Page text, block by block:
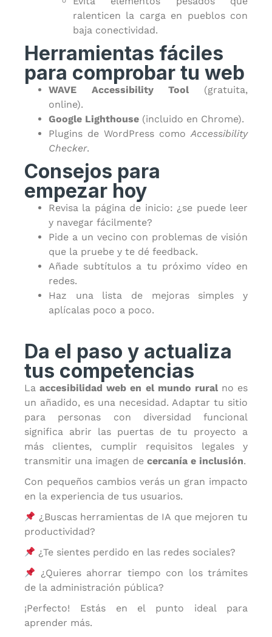
ralenticen la carga en pueblos con
baja conectividad.
Herramientas fáciles
para comprobar tu web
WAVE Accessibility Tool (gratuita,
online).
Google Lighthouse (incluido en Chrome).
Plugins de WordPress comoAccessibility
Checker.
Consejos para
empezar hoy
Revisa la página de inicio: ¿se puede leer
y navegar fácilmente?
Pide a un vecino con problemas de visión
que la pruebe y te dé feedback.
Añade subtítulos a tu próximo vídeo en
redes.
Haz una lista de mejoras simples y
aplícalas poco a poco.
Da el paso y actualiza
tus competencias
Laaccesibilidad web en el mundo ruralno es
un añadido, es una necesidad. Adaptar tu sitio
para personas con diversidad funcional
significa abrir las puertas de tu proyecto a
más clientes, cumplir requisitos legales y
transmitir una imagen de cercanía e inclusión.
Con pequeños cambios verás un gran impacto
en la experiencia de tus usuarios.
¿Buscas herramientas de IA que mejoren tu
productividad?
¿Te sientes perdido en las redes sociales?
¿Quieres ahorrar tiempo con los trámites
de la administración pública?
¡Perfecto! Estás en el punto ideal para
aprender más.